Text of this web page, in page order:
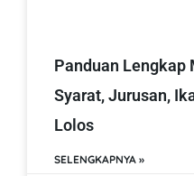
Panduan Lengkap
Syarat, Jurusan,
Lolos
SELENGKAPNYA »